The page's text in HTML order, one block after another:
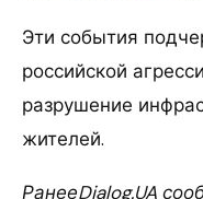
Эти события
российской
разрушение
жителей.
РанееDialog.UA